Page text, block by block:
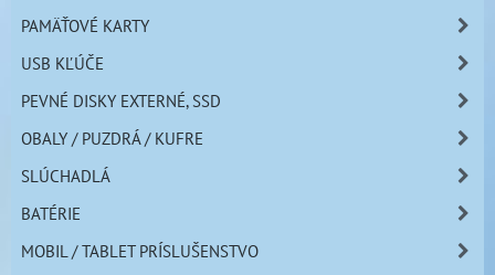
PAMÄŤOVÉ KARTY
USB KĽÚČE
PEVNÉ DISKY EXTERNÉ, SSD
OBALY / PUZDRÁ / KUFRE
SLÚCHADLÁ
BATÉRIE
MOBIL / TABLET PRÍSLUŠENSTVO